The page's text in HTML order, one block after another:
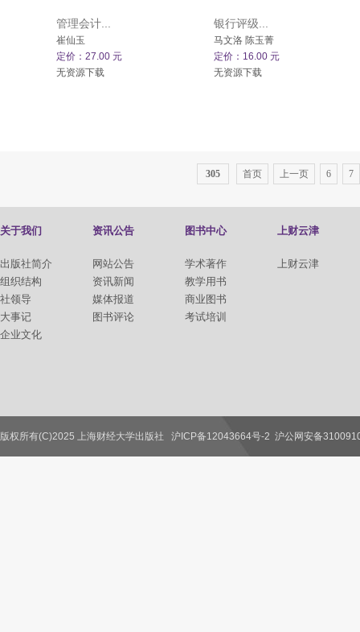
管理会计...
崔仙玉
定价：27.00 元
无资源下载
银行评级...
马文洛 陈玉菁
定价：16.00 元
无资源下载
305 首页 上一页 6 7
关于我们
出版社简介
组织结构
社领导
大事记
企业文化
资讯公告
网站公告
资讯新闻
媒体报道
图书评论
图书中心
学术著作
教学用书
商业图书
考试培训
上财云津
上财云津
联系我们
版权所有(C)2025 上海财经大学出版社 沪ICP备12043664号-2 沪公网安备